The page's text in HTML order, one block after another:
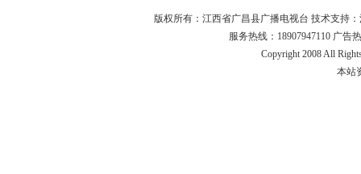
版权所有：江西省广昌县广播电视台 技术支持
服务热线：18907947110 广告
Copyright 2008 All Rights
本站